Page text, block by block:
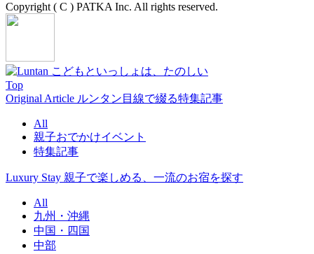
Copyright ( C ) PATKA Inc. All rights reserved.
Top
Original Article ルンタン目線で綴る特集記事
All
親子おでかけイベント
特集記事
Luxury Stay 親子で楽しめる、一流のお宿を探す
All
九州・沖縄
中国・四国
中部